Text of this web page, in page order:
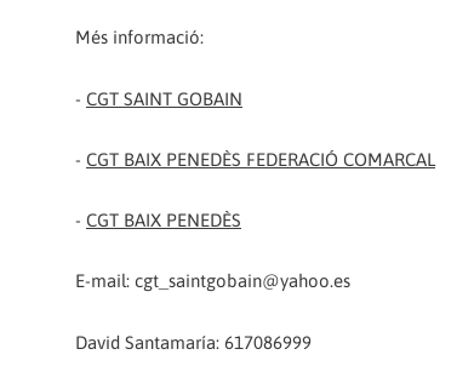
Més informació:
- CGT SAINT GOBAIN
- CGT BAIX PENEDÈS FEDERACIÓ COMARCAL
- CGT BAIX PENEDÈS
E-mail: cgt_saintgobain@yahoo.es
David Santamaría: 617086999